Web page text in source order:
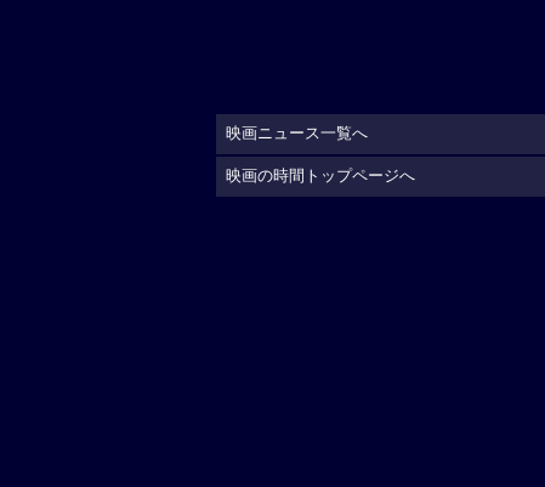
映画ニュース一覧へ
映画の時間トップページへ